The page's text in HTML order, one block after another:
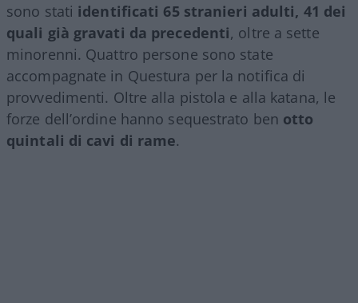
sono stati identificati 65 stranieri adulti, 41 dei
quali già gravati da precedenti, oltre a sette
minorenni. Quattro persone sono state
accompagnate in Questura per la notifica di
provvedimenti. Oltre alla pistola e alla katana, le
forze dell’ordine hanno sequestrato ben otto
quintali di cavi di rame.